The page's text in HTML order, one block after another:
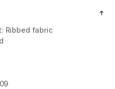
Ribbed fabric